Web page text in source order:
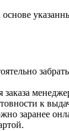
основе
к
заранее